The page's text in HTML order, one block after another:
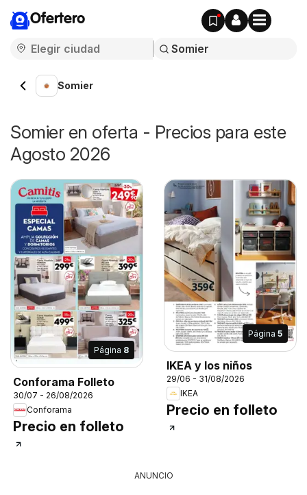
Ofertero
Somier
Somier en oferta - Precios para este
Agosto 2026
Página 8
Conforama Folleto
30/07 - 26/08/2026
Conforama
Precio en folleto
Página 5
IKEA y los niños
29/06 - 31/08/2026
IKEA
Precio en folleto
ANUNCIO